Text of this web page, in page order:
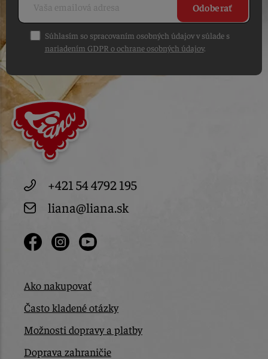
Odoberať
Súhlasím so spracovaním osobných údajov v súlade s
nariadením GDPR o ochrane osobných údajov.
+421 54 4792 195
liana@liana.sk
Ako nakupovať
Často kladené otázky
Možnosti dopravy a platby
Doprava zahraničie